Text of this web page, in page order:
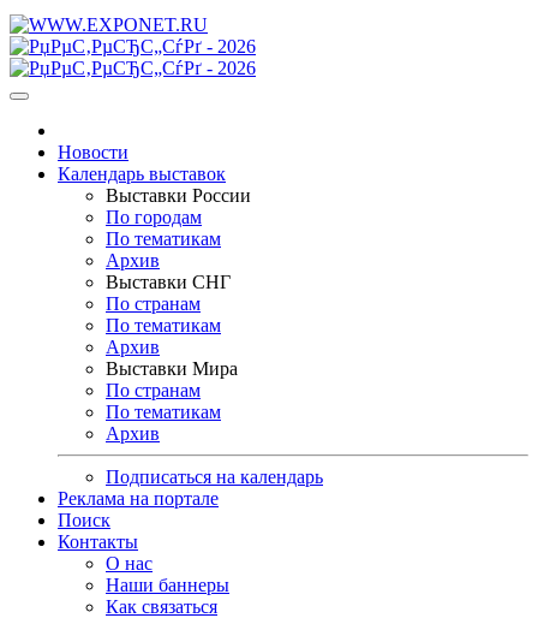
Новости
Календарь выставок
Выставки России
По городам
По тематикам
Архив
Выставки СНГ
По странам
По тематикам
Архив
Выставки Мира
По странам
По тематикам
Архив
Подписаться на календарь
Реклама на портале
Поиск
Контакты
О нас
Наши баннеры
Как связаться